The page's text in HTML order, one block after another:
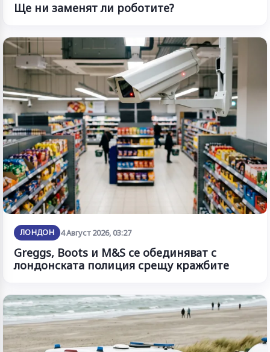
Ще ни заменят ли роботите?
ЛОНДОН 4 Август 2026, 03:27
Greggs, Boots и M&S се обединяват с
лондонската полиция срещу кражбите